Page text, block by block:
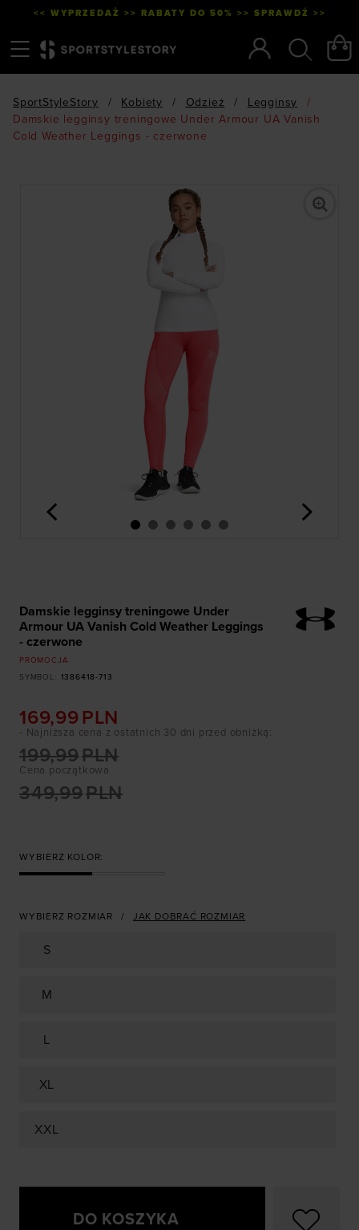
<< WYPRZEDAŻ >> RABATY DO 50% >> SPRAWDŹ >>
SportStyleStory / Kobiety / Odzież / Legginsy
/
Damskie legginsy treningowe Under Armour UA Vanish
Cold Weather Leggings - czerwone
<
Damskie legginsy treningowe Under
Armour UA Vanish Cold Weather Leggings
- czerwone
PROMOCJA
SYMBOL
1386418-713
169,99 PLN
Cena początkowa
349,99PLN
199,99PLN
- Najniższa cena z ostatnich 30 dni przed obniżką:
WYBIERZ KOLOR:
WYBIERZ ROZMIAR JAK DOBRAĆ ROZMIAR
S
M
L
XL
XXL
DO KOSZYKA